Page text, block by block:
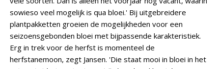
sowieso veel mogelijk is qua bloei.' Bij uitgebreidere
plantpakketten groeien de mogelijkheden voor een
seizoensgebonden bloei met bijpassende karakteristiek.
Erg in trek voor de herfst is momenteel de
herfstanemoon, zegt Jansen. 'Die staat mooi in bloei in het